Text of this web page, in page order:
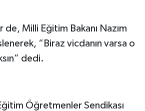
de, Milli Eğitim Bakanı Nazım
“Biraz vicdanın varsa o
dedi.
Öğretmenler Sendikası